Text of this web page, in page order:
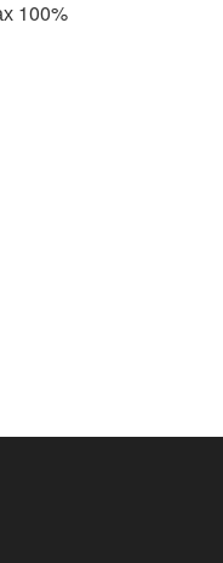
100%